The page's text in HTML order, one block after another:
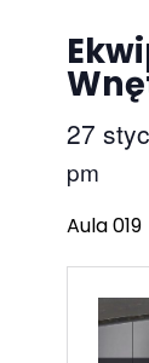
27
pm
Aula 019